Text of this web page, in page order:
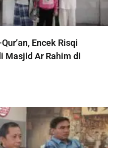
Encek Risqi
Masjid Ar Rahim di